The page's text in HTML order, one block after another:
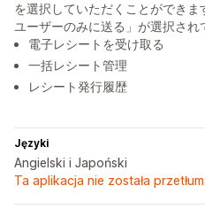
を選択していただくことができ
ユーザーのみに送る」が選択され
電子レシートを受け取る
一括レシート管理
レシート発行履歴
Języki
Angielski i Japoński
Ta aplikacja nie została